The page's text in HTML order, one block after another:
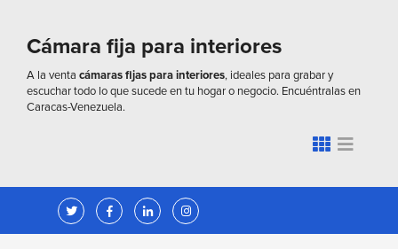
Cámara fija para interiores
A la venta cámaras fijas para interiores, ideales para grabar y
escuchar todo lo que sucede en tu hogar o negocio. Encuéntralas en
Caracas-Venezuela.